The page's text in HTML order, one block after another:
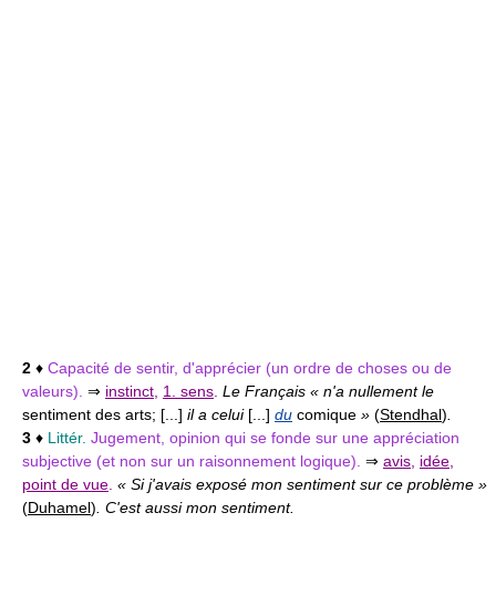
2 ♦ Capacité de sentir, d'apprécier (un ordre de choses ou de
valeurs). ⇒ instinct, 1. sens. Le Français « n'a nullement le
sentiment des arts; [...] il a celui [...] du comique » (Stendhal).
3 ♦ Littér. Jugement, opinion qui se fonde sur une appréciation
subjective (et non sur un raisonnement logique). ⇒ avis, idée,
point de vue. « Si j'avais exposé mon sentiment sur ce problème »
(Duhamel). C'est aussi mon sentiment.